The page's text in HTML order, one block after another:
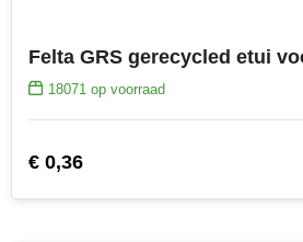
Felta GRS gerecycled etui
18071op voorraad
€ 0,36